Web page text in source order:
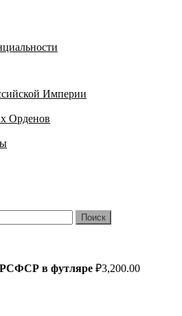
Империи
Орденов
РСФСР в футляре ₽3,200.00